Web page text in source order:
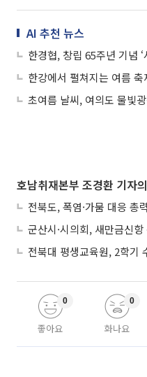
AI 추천 뉴스
한경협, 창립 65주년 기념
초여름 날씨, 여의도 물빛
호남취재본부 조경환 기자
전북도, 폭염·가뭄 대응 총
군산시·시의회, 새만금신
좋아요
0
화나요
0